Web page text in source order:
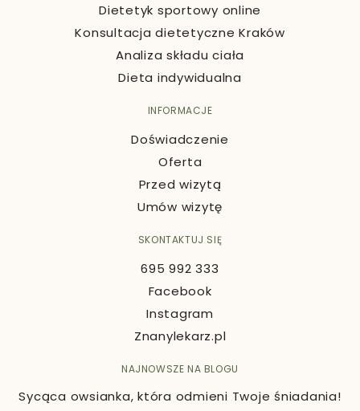
Dietetyk sportowy online
Konsultacja dietetyczne Kraków
Analiza składu ciała
Dieta indywidualna
INFORMACJE
Doświadczenie
Oferta
Przed wizytą
Umów wizytę
SKONTAKTUJ SIĘ
695 992 333
Facebook
Instagram
Znanylekarz.pl
NAJNOWSZE NA BLOGU
Sycąca owsianka, która odmieni Twoje śniadania!